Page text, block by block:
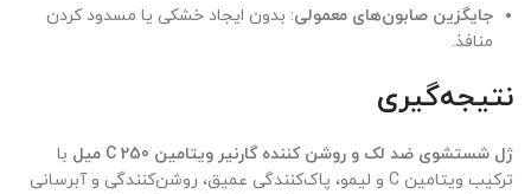
جایگزین صابون‌های معمولی: بدون ایجاد خشکی یا مسدود کردن
منافذ.
نتیجه‌گیری
ژل شستشوی ضد لک و روشن کننده گارنیر ویتامین C 250 میل
با
ترکیب ویتامین C و لیمو، پاک‌کنندگی عمیق، روشن‌کنندگی و آبرسانی